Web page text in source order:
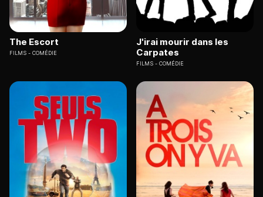
The Escort
FILMS COMÉDIE
J'irai mourir dans les
Carpates
FILMS COMÉDIE